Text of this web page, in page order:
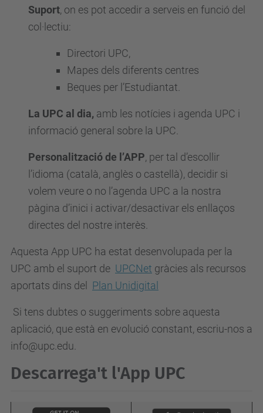
Suport, on es pot accedir a serveis en funció del
col·lectiu:
Directori UPC,
Mapes dels diferents centres
Beques per l’Estudiantat.
La UPC al dia, amb les notícies i agenda UPC i
informació general sobre la UPC.
Personalització de l’APP, per tal d’escollir
l’idioma (català, anglès o castellà), decidir si
volem veure o no l’agenda UPC a la nostra
pàgina d’inici i activar/desactivar els enllaços
directes del nostre interès.
Aquesta App UPC ha estat desenvolupada per la
UPC amb el suport de UPCNet gràcies als recursos
aportats dins del Plan Unidigital
Si tens dubtes o suggeriments sobre aquesta
aplicació, que està en evolució constant, escriu-nos a
info@upc.edu.
Descarrega't l'App UPC